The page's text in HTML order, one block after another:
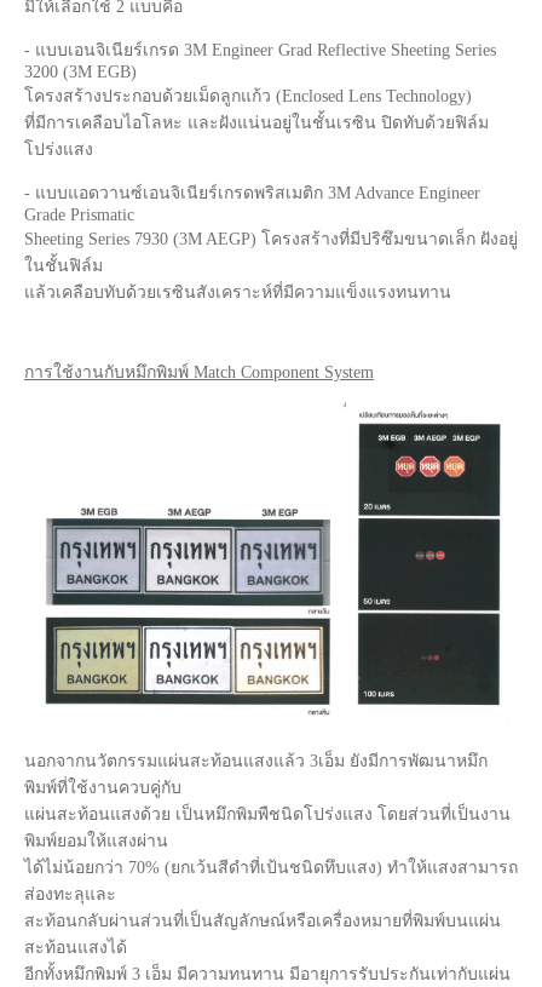
มีให้เลือกใช้ 2 แบบคือ
- แบบเอนจิเนียร์เกรด 3M Engineer Grad Reflective Sheeting Series
3200 (3M EGB)
โครงสร้างประกอบด้วยเม็ดลูกแก้ว (Enclosed Lens Technology)
ที่มีการเคลือบไอโลหะ และฝังแน่นอยู่ในชั้นเรซิน ปิดทับด้วยฟิล์ม
โปร่งแสง
- แบบแอดวานซ์เอนจิเนียร์เกรดพริสเมติก 3M Advance Engineer
Grade Prismatic
Sheeting Series 7930 (3M AEGP) โครงสร้างที่มีปริซึมขนาดเล็ก ฝังอยู่
ในชั้นฟิล์ม
แล้วเคลือบทับด้วยเรซินสังเคราะห์ที่มีความแข็งแรงทนทาน
การใช้งานกับหมึกพิมพ์ Match Component System
นอกจากนวัตกรรมแผ่นสะท้อนแสงแล้ว 3เอ็ม ยังมีการพัฒนาหมึก
พิมพ์ที่ใช้งานควบคู่กับ
แผ่นสะท้อนแสงด้วย เป็นหมึกพิมพืชนิดโปร่งแสง โดยส่วนที่เป็นงาน
พิมพ์ยอมให้แสงผ่าน
ได้ไม่น้อยกว่า 70% (ยกเว้นสีดำที่เป้นชนิดทึบแสง) ทำให้แสงสามารถ
ส่องทะลุและ
สะท้อนกลับผ่านส่วนที่เป็นสัญลักษณ์หรือเครื่องหมายที่พิมพ์บนแผ่น
สะท้อนแสงได้
อีกทั้งหมึกพิมพ์ 3 เอ็ม มีความทนทาน มีอายุการรับประกันเท่ากับแผ่น